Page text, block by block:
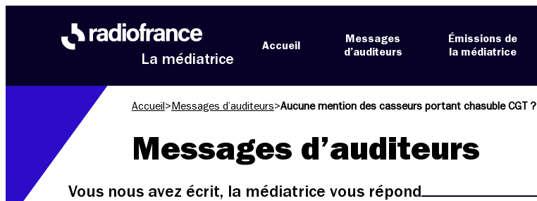
La médiatrice
Accueil
Messages
d’auditeurs
Émissions de
la médiatrice
Accueil > Messages d’auditeurs>Aucune mention des casseurs portant chasuble CGT ?
Messages d’auditeurs
Vous nous avez écrit, la médiatrice vous répond